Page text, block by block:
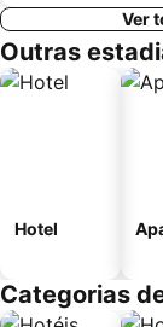
Ver
Outras
Hotel
Categorias